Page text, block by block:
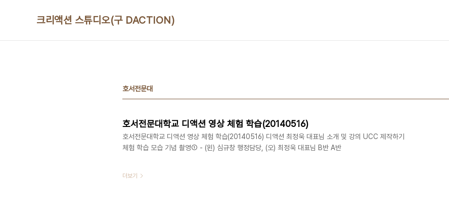
크리액션 스튜디오(구 DACTION)
호서전문대
호서전문대학교 디액션 영상 체험 학습(20140516)
호서전문대학교 디액션 영상 체험 학습(20140516) 디액션 최정욱 대표님 소개 및 강의 UCC 제작하기
체험 학습 모습 기념 촬영① - (왼) 심규창 행정담당, (오) 최정욱 대표님 B반 A반
더보기